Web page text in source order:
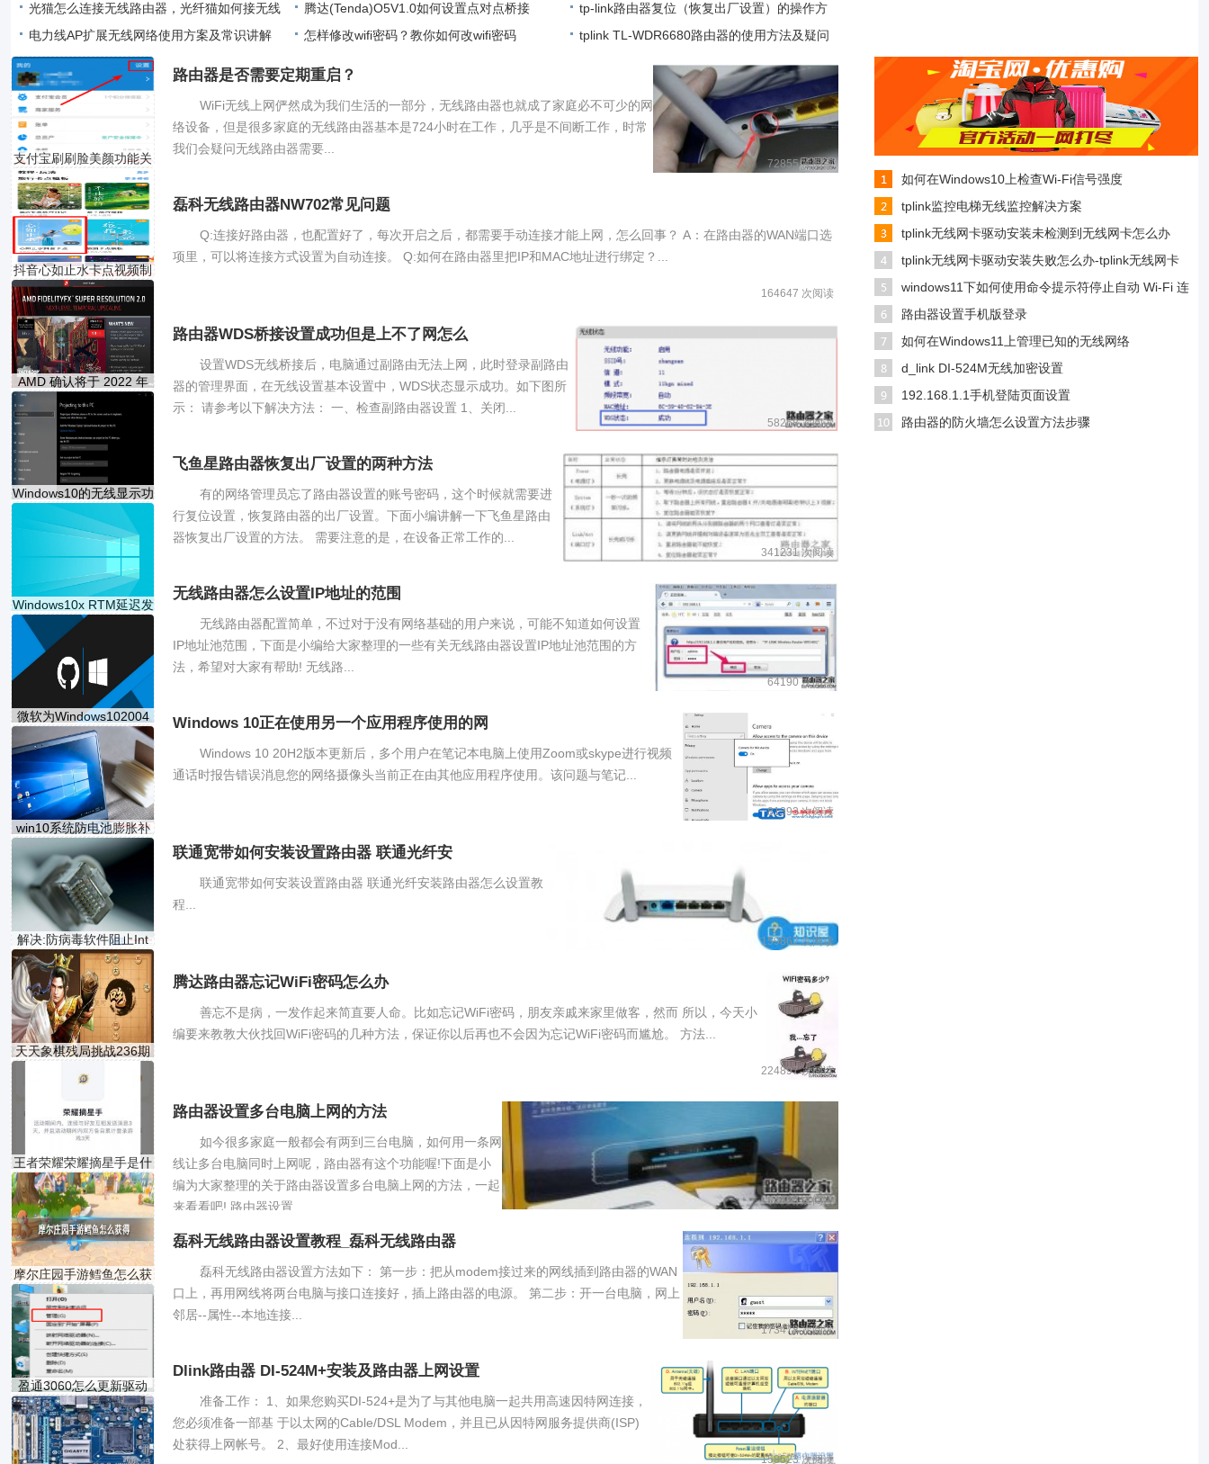
光猫怎么连接无线路由器，光纤猫如何接无线
路由器
腾达(Tenda)O5V1.0如何设置点对点桥接
tp-link路由器复位（恢复出厂设置）的操作方
法
电力线AP扩展无线网络使用方案及常识讲解 怎样修改wifi密码？教你如何改wifi密码
tplink TL-WDR6680路由器的使用方法及疑问
支付宝刷刷脸美颜功能关
抖音心如止水卡点视频制
AMD 确认将于 2022 年
Windows10的无线显示功
能现
Windows10x RTM延迟发
布新版本
微软为Windows102004
及更新版
win10系统防电池膨胀补
丁
解决:防病毒软件阻止Int
天天象棋残局挑战236期
王者荣耀荣耀摘星手是什
摩尔庄园手游鳕鱼怎么获
盈通3060怎么更新驱动
路由器是否需要定期重启？
WiFi无线上网俨然成为我们生活的一部分，无线路由器也就成了家庭必不可少的网
络设备，但是很多家庭的无线路由器基本是724小时在工作，几乎是不间断工作，时常
我们会疑问无线路由器需要...
72855 次阅读
磊科无线路由器NW702常见问题
Q:连接好路由器，也配置好了，每次开启之后，都需要手动连接才能上网，怎么回事？ A：在路由器的WAN端口选
项里，可以将连接方式设置为自动连接。 Q:如何在路由器里把IP和MAC地址进行绑定？...
164647 次阅读
路由器WDS桥接设置成功但是上不了网怎么
设置WDS无线桥接后，电脑通过副路由无法上网，此时登录副路由
器的管理界面，在无线设置基本设置中，WDS状态显示成功。如下图所
示： 请参考以下解决方法： 一、检查副路由器设置 1、关闭...
58268 次阅读
飞鱼星路由器恢复出厂设置的两种方法
有的网络管理员忘了路由器设置的账号密码，这个时候就需要进
行复位设置，恢复路由器的出厂设置。下面小编讲解一下飞鱼星路由
器恢复出厂设置的方法。 需要注意的是，在设备正常工作的...
341231 次阅读
无线路由器怎么设置IP地址的范围
无线路由器配置简单，不过对于没有网络基础的用户来说，可能不知道如何设置
IP地址池范围，下面是小编给大家整理的一些有关无线路由器设置IP地址池范围的方
法，希望对大家有帮助! 无线路...
64190 次阅读
Windows 10正在使用另一个应用程序使用的网
Windows 10 20H2版本更新后，多个用户在笔记本电脑上使用Zoom或skype进行视频
通话时报告错误消息您的网络摄像头当前正在由其他应用程序使用。该问题与笔记...
81393 次阅读
联通宽带如何安装设置路由器 联通光纤安
联通宽带如何安装设置路由器 联通光纤安装路由器怎么设置教
程...
159862 次阅读
腾达路由器忘记WiFi密码怎么办
善忘不是病，一发作起来简直要人命。比如忘记WiFi密码，朋友亲戚来家里做客，然而 所以，今天小
编要来教教大伙找回WiFi密码的几种方法，保证你以后再也不会因为忘记WiFi密码而尴尬。 方法...
224897 次阅读
路由器设置多台电脑上网的方法
如今很多家庭一般都会有两到三台电脑，如何用一条网
线让多台电脑同时上网呢，路由器有这个功能喔!下面是小
编为大家整理的关于路由器设置多台电脑上网的方法，一起
来看看吧! 路由器设置...
84035 次阅读
磊科无线路由器设置教程_磊科无线路由器
磊科无线路由器设置方法如下： 第一步：把从modem接过来的网线插到路由器的WAN
口上，再用网线将两台电脑与接口连接好，插上路由器的电源。 第二步：开一台电脑，网上
邻居--属性--本地连接...
173478 次阅读
Dlink路由器 DI-524M+安装及路由器上网设置
准备工作： 1、如果您购买DI-524+是为了与其他电脑一起共用高速因特网连接，
您必须准备一部基 于以太网的Cable/DSL Modem，并且已从因特网服务提供商(ISP)
处获得上网帐号。 2、最好使用连接Mod...
158523 次阅读
如何在Windows10上检查Wi-Fi信号强度
tplink监控电梯无线监控解决方案
tplink无线网卡驱动安装未检测到无线网卡怎么办
tplink无线网卡驱动安装失败怎么办-tplink无线网卡
windows11下如何使用命令提示符停止自动 Wi-Fi 连
接
路由器设置手机版登录
如何在Windows11上管理已知的无线网络
d_link DI-524M无线加密设置
192.168.1.1手机登陆页面设置
路由器的防火墙怎么设置方法步骤